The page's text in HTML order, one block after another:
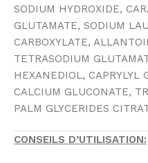
SODIUM HYDROXIDE,
GLUTAMATE, SODIUM
CARBOXYLATE,
TETRASODIUM
HEXANEDIOL, CAPRYLYL
CALCIUM GLUCONATE,
PALM GLYCERIDES
CONSEILS D’UTILISATION: